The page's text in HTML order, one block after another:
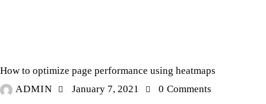
How to optimize page performance using heatmaps
ADMIN
January 7, 2021 0 Comments